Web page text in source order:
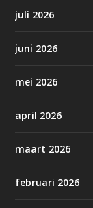
juli 2026
juni 2026
mei 2026
april 2026
maart 2026
februari 2026